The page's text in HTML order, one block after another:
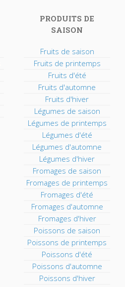
PRODUITS DE
SAISON
Fruits de saison
Fruits de printemps
Fruits d'été
Fruits d'automne
Fruits d'hiver
Légumes de saison
Légumes de printemps
Légumes d'été
Légumes d'automne
Légumes d'hiver
Fromages de saison
Fromages de printemps
Fromages d'été
Fromages d'automne
Fromages d'hiver
Poissons de saison
Poissons de printemps
Poissons d'été
Poissons d'automne
Poissons d'hiver